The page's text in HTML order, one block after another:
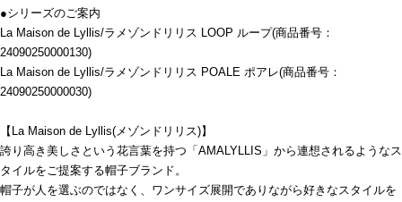
●シリーズのご案内
La Maison de Lyllis/ラメゾンドリリス LOOP ループ(商品番号：
24090250000130)
La Maison de Lyllis/ラメゾンドリリス POALE ポアレ(商品番号：
24090250000030)
【La Maison de Lyllis(メゾンドリリス)】
誇り高き美しさという花言葉を持つ「AMALYLLIS」から連想されるようなス
タイルをご提案する帽子ブランド。
帽子が人を選ぶのではなく、ワンサイズ展開でありながら好きなスタイルを